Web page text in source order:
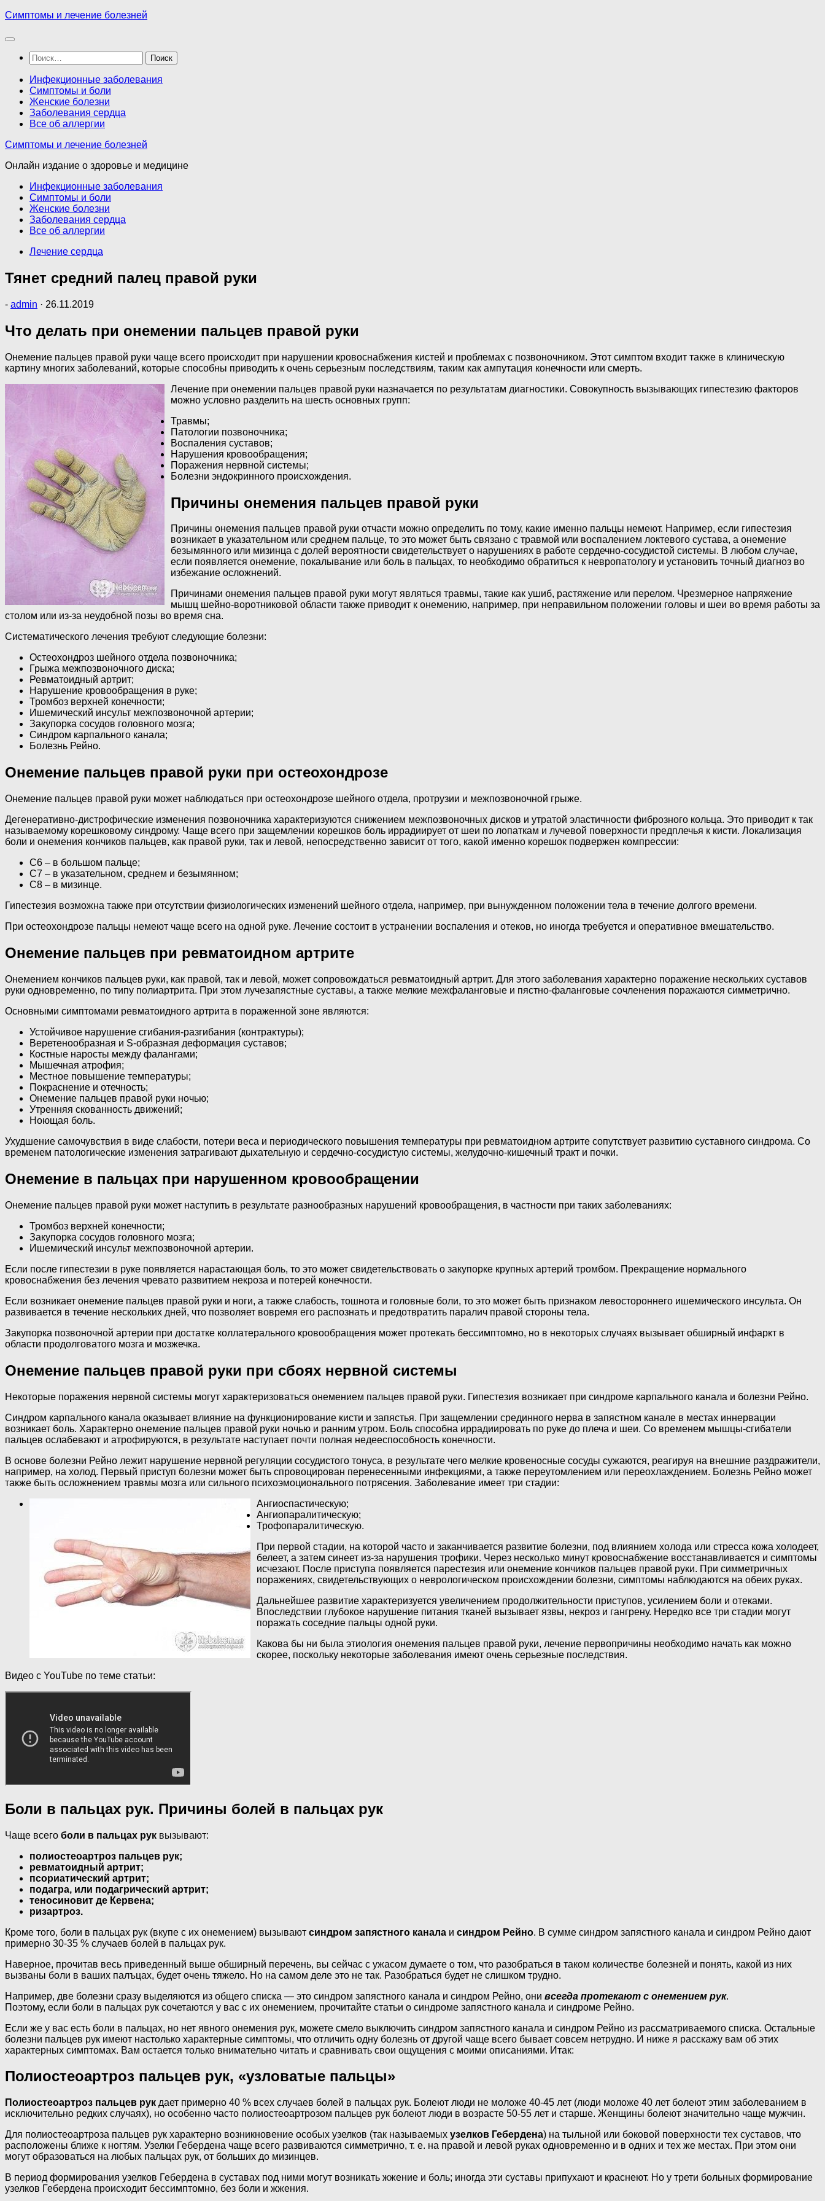
Перейти
содержимому
Симптомы и лечение болезней
Найти:
Инфекционные заболевания
Симптомы и боли
Женские болезни
Заболевания сердца
Все об аллергии
Симптомы и лечение болезней
Онлайн издание о здоровье и медицине
Инфекционные заболевания
Симптомы и боли
Женские болезни
Заболевания сердца
Все об аллергии
Лечение сердца
Тянет средний палец правой руки
- admin · 26.11.2019
Что делать при онемении пальцев правой руки
Онемение пальцев правой руки чаще всего происходит при нарушении кровоснабжения кистей и проблемах с позвоночником. Этот симптом входит также в клиническую
картину многих заболеваний, которые способны приводить к очень серьезным последствиям, таким как ампутация конечности или смерть.
Лечение при онемении пальцев правой руки назначается по результатам диагностики. Совокупность вызывающих гипестезию факторов
можно условно разделить на шесть основных групп:
Травмы;
Патологии позвоночника;
Воспаления суставов;
Нарушения кровообращения;
Поражения нервной системы;
Болезни эндокринного происхождения.
Причины онемения пальцев правой руки
Причины онемения пальцев правой руки отчасти можно определить по тому, какие именно пальцы немеют. Например, если гипестезия
возникает в указательном или среднем пальце, то это может быть связано с травмой или воспалением локтевого сустава, а онемение
безымянного или мизинца с долей вероятности свидетельствует о нарушениях в работе сердечно-сосудистой системы. В любом случае,
если появляется онемение, покалывание или боль в пальцах, то необходимо обратиться к невропатологу и установить точный диагноз во
избежание осложнений.
Причинами онемения пальцев правой руки могут являться травмы, такие как ушиб, растяжение или перелом. Чрезмерное напряжение
мышц шейно-воротниковой области также приводит к онемению, например, при неправильном положении головы и шеи во время работы за
столом или из-за неудобной позы во время сна.
Систематического лечения требуют следующие болезни:
Остеохондроз шейного отдела позвоночника;
Грыжа межпозвоночного диска;
Ревматоидный артрит;
Нарушение кровообращения в руке;
Тромбоз верхней конечности;
Ишемический инсульт межпозвоночной артерии;
Закупорка сосудов головного мозга;
Синдром карпального канала;
Болезнь Рейно.
Онемение пальцев правой руки при остеохондрозе
Онемение пальцев правой руки может наблюдаться при остеохондрозе шейного отдела, протрузии и межпозвоночной грыже.
Дегенеративно-дистрофические изменения позвоночника характеризуются снижением межпозвоночных дисков и утратой эластичности фиброзного кольца. Это приводит к так
называемому корешковому синдрому. Чаще всего при защемлении корешков боль иррадиирует от шеи по лопаткам и лучевой поверхности предплечья к кисти. Локализация
боли и онемения кончиков пальцев, как правой руки, так и левой, непосредственно зависит от того, какой именно корешок подвержен компрессии:
С6 – в большом пальце;
С7 – в указательном, среднем и безымянном;
С8 – в мизинце.
Гипестезия возможна также при отсутствии физиологических изменений шейного отдела, например, при вынужденном положении тела в течение долгого времени.
При остеохондрозе пальцы немеют чаще всего на одной руке. Лечение состоит в устранении воспаления и отеков, но иногда требуется и оперативное вмешательство.
Онемение пальцев при ревматоидном артрите
Онемением кончиков пальцев руки, как правой, так и левой, может сопровождаться ревматоидный артрит. Для этого заболевания характерно поражение нескольких суставов
руки одновременно, по типу полиартрита. При этом лучезапястные суставы, а также мелкие межфаланговые и пястно-фаланговые сочленения поражаются симметрично.
Основными симптомами ревматоидного артрита в пораженной зоне являются:
Устойчивое нарушение сгибания-разгибания (контрактуры);
Веретенообразная и S-образная деформация суставов;
Костные наросты между фалангами;
Мышечная атрофия;
Местное повышение температуры;
Покраснение и отечность;
Онемение пальцев правой руки ночью;
Утренняя скованность движений;
Ноющая боль.
Ухудшение самочувствия в виде слабости, потери веса и периодического повышения температуры при ревматоидном артрите сопутствует развитию суставного синдрома. Со
временем патологические изменения затрагивают дыхательную и сердечно-сосудистую системы, желудочно-кишечный тракт и почки.
Онемение в пальцах при нарушенном кровообращении
Онемение пальцев правой руки может наступить в результате разнообразных нарушений кровообращения, в частности при таких заболеваниях:
Тромбоз верхней конечности;
Закупорка сосудов головного мозга;
Ишемический инсульт межпозвоночной артерии.
Если после гипестезии в руке появляется нарастающая боль, то это может свидетельствовать о закупорке крупных артерий тромбом. Прекращение нормального
кровоснабжения без лечения чревато развитием некроза и потерей конечности.
Если возникает онемение пальцев правой руки и ноги, а также слабость, тошнота и головные боли, то это может быть признаком левостороннего ишемического инсульта. Он
развивается в течение нескольких дней, что позволяет вовремя его распознать и предотвратить паралич правой стороны тела.
Закупорка позвоночной артерии при достатке коллатерального кровообращения может протекать бессимптомно, но в некоторых случаях вызывает обширный инфаркт в
области продолговатого мозга и мозжечка.
Онемение пальцев правой руки при сбоях нервной системы
Некоторые поражения нервной системы могут характеризоваться онемением пальцев правой руки. Гипестезия возникает при синдроме карпального канала и болезни Рейно.
Синдром карпального канала оказывает влияние на функционирование кисти и запястья. При защемлении срединного нерва в запястном канале в местах иннервации
возникает боль. Характерно онемение пальцев правой руки ночью и ранним утром. Боль способна иррадиировать по руке до плеча и шеи. Со временем мышцы-сгибатели
пальцев ослабевают и атрофируются, в результате наступает почти полная недееспособность конечности.
В основе болезни Рейно лежит нарушение нервной регуляции сосудистого тонуса, в результате чего мелкие кровеносные сосуды сужаются, реагируя на внешние раздражители,
например, на холод. Первый приступ болезни может быть спровоцирован перенесенными инфекциями, а также переутомлением или переохлаждением. Болезнь Рейно может
также быть осложнением травмы мозга или сильного психоэмоционального потрясения. Заболевание имеет три стадии:
Ангиоспастическую;
Ангиопаралитическую;
Трофопаралитическую.
При первой стадии, на которой часто и заканчивается развитие болезни, под влиянием холода или стресса кожа холодеет,
белеет, а затем синеет из-за нарушения трофики. Через несколько минут кровоснабжение восстанавливается и симптомы
исчезают. После приступа появляется парестезия или онемение кончиков пальцев правой руки. При симметричных
поражениях, свидетельствующих о неврологическом происхождении болезни, симптомы наблюдаются на обеих руках.
Дальнейшее развитие характеризуется увеличением продолжительности приступов, усилением боли и отеками.
Впоследствии глубокое нарушение питания тканей вызывает язвы, некроз и гангрену. Нередко все три стадии могут
поражать соседние пальцы одной руки.
Какова бы ни была этиология онемения пальцев правой руки, лечение первопричины необходимо начать как можно
скорее, поскольку некоторые заболевания имеют очень серьезные последствия.
Видео с YouTube по теме статьи:
Боли в пальцах рук. Причины болей в пальцах рук
Чаще всего боли в пальцах рук вызывают:
полиостеоартроз пальцев рук;
ревматоидный артрит;
псориатический артрит;
подагра, или подагрический артрит;
теносиновит де Кервена;
ризартроз.
Кроме того, боли в пальцах рук (вкупе с их онемением) вызывают синдром запястного канала и синдром Рейно. В сумме синдром запястного канала и синдром Рейно дают
примерно 30-35 % случаев болей в пальцах рук.
Наверное, прочитав весь приведенный выше обширный перечень, вы сейчас с ужасом думаете о том, что разобраться в таком количестве болезней и понять, какой из них
вызваны боли в ваших палъцах, будет очень тяжело. Но на самом деле это не так. Разобраться будет не слишком трудно.
Например, две болезни сразу выделяются из общего списка — это синдром запястного канала и синдром Рейно, они всегда протекают с онемением рук.
Поэтому, если боли в пальцах рук сочетаются у вас с их онемением, прочитайте статьи о синдроме запястного канала и синдроме Рейно.
Если же у вас есть боли в пальцах, но нет явного онемения рук, можете смело выключить синдром запястного канала и синдром Рейно из рассматриваемого списка. Остальные
болезни пальцев рук имеют настолько характерные симптомы, что отличить одну болезнь от другой чаще всего бывает совсем нетрудно. И ниже я расскажу вам об этих
характерных симптомах. Вам остается только внимательно читать и сравнивать свои ощущения с моими описаниями. Итак:
Полиостеоартроз пальцев рук, «узловатые пальцы»
Полиостеоартроз пальцев рук дает примерно 40 % всех случаев болей в пальцах рук. Болеют люди не моложе 40-45 лет (люди моложе 40 лет болеют этим заболеванием в
исключительно редких случаях), но особенно часто полиостеоартрозом пальцев рук болеют люди в возрасте 50-55 лет и старше. Женщины болеют значительно чаще мужчин.
Для полиостеоартроза пальцев рук характерно возникновение особых узелков (так называемых узелков Гебердена) на тыльной или боковой поверхности тех суставов, что
расположены ближе к ногтям. Узелки Гебердена чаще всего развиваются симметрично, т. е. на правой и левой руках одновременно и в одних и тех же местах. При этом они
могут образоваться на любых пальцах рук, от больших до мизинцев.
В период формирования узелков Гебердена в суставах под ними могут возникать жжение и боль; иногда эти суставы припухают и краснеют. Но у трети больных формирование
узелков Гебердена происходит бессимптомно, без боли и жжения.